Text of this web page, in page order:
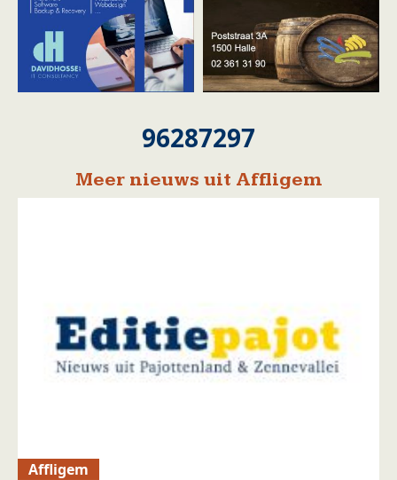
96287297
Meer nieuws uit Affligem
Affligem